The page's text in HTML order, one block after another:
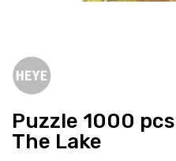
Puzzle 1000
The Lake
para
o
da
galeria
de